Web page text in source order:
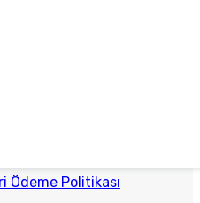
Ödeme Politikası